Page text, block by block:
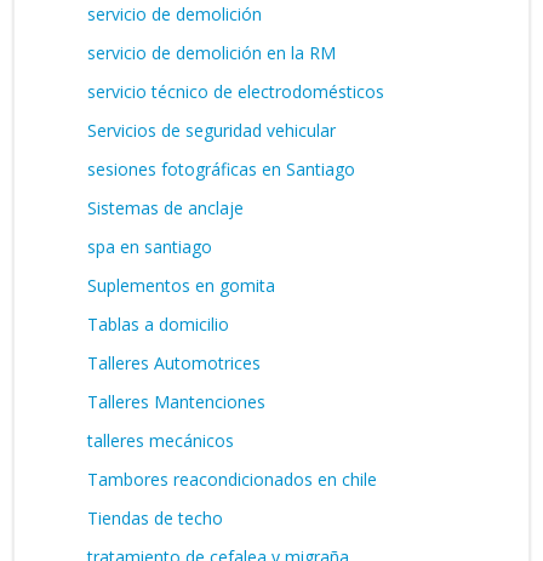
servicio de demolición
servicio de demolición en la RM
servicio técnico de electrodomésticos
Servicios de seguridad vehicular
sesiones fotográficas en Santiago
Sistemas de anclaje
spa en santiago
Suplementos en gomita
Tablas a domicilio
Talleres Automotrices
Talleres Mantenciones
talleres mecánicos
Tambores reacondicionados en chile
Tiendas de techo